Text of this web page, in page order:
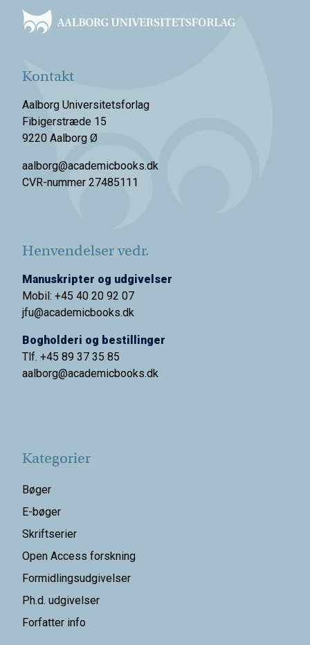
Kontakt
Aalborg Universitetsforlag
Fibigerstræde 15
9220 Aalborg Ø
aalborg@academicbooks.dk
CVR-nummer 27485111
Henvendelser vedr.
Manuskripter og udgivelser
Mobil: +45 40 20 92 07
jfu@academicbooks.dk
Bogholderi og bestillinger
Tlf. +45 89 37 35 85
aalborg@academicbooks.dk
Kategorier
Bøger
E-bøger
Skriftserier
Open Access forskning
Formidlingsudgivelser
Ph.d. udgivelser
Forfatter info